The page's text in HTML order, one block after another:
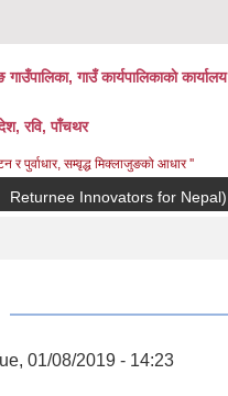
गाउँ कार्यपालिकाकाे कार्यालय
रवि, पाँचथर
र पुर्वाधार, सम्वृद्ध मिक्लाजुङको आधार ''
01/08/2019 - 14:23